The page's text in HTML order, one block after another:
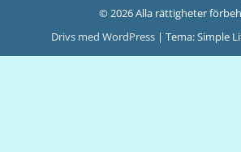
© 2026 Alla rättigheter
Drivs med WordPress | Tema: Simple